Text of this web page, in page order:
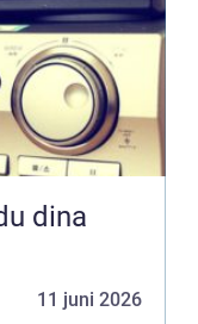
11 juni 2026